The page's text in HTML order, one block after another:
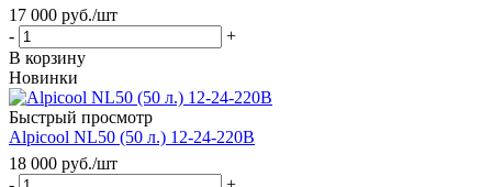
17 000 руб./шт
-
+
В корзину
Новинки
Быстрый просмотр
Alpicool NL50 (50 л.) 12-24-220В
18 000 руб./шт